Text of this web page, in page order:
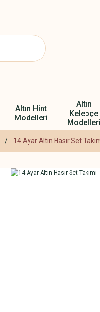
Altın Hint
Modelleri
Altın
Kelepçe
Modelleri
14 Ayar Altın Hasır Set